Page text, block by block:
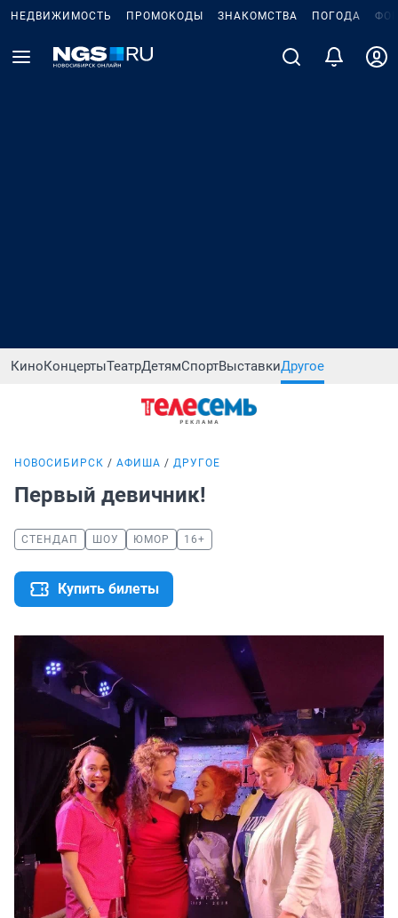
НЕДВИЖИМОСТЬ ПРОМОКОДЫ ЗНАКОМСТВА ПОГОДА
КиноКонцертыТеатрДетямСпортВыставкиДругое
НОВОСИБИРСК АФИША ДРУГОЕ
Первый девичник!
СТЕНДАП ШОУ ЮМОР 16+
Купить билеты